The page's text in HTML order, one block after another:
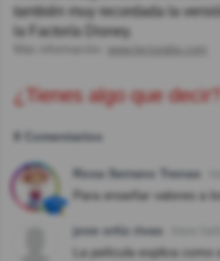
también muy recordada la
la Factoría Disney.
www.lecturalia.com
¿Tienes algo que
8 Comentarios
Rosa Serrano Trenas
Para enseñar valores a
jose ortiz rivas
La película explica